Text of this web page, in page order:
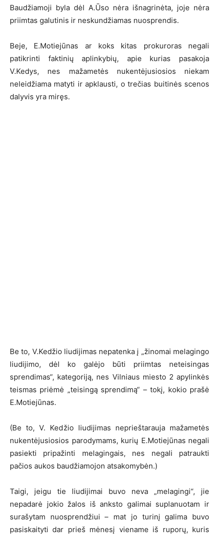
Baudžiamoji byla dėl A.Ūso nėra išnagrinėta, joje nėra
priimtas galutinis ir neskundžiamas nuosprendis.
Beje, E.Motiejūnas ar koks kitas prokuroras negali
patikrinti faktinių aplinkybių, apie kurias pasakoja
V.Kedys, nes mažametės nukentėjusiosios niekam
neleidžiama matyti ir apklausti, o trečias buitinės scenos
dalyvis yra miręs.
Be to, V.Kedžio liudijimas nepatenka į „žinomai melagingo
liudijimo, dėl ko galėjo būti priimtas neteisingas
sprendimas“, kategoriją, nes Vilniaus miesto 2 apylinkės
teismas priėmė „teisingą sprendimą“ – tokį, kokio prašė
E.Motiejūnas.
(Be to, V. Kedžio liudijimas neprieštarauja mažametės
nukentėjusiosios parodymams, kurių E.Motiejūnas negali
pasiekti pripažinti melagingais, nes negali patraukti
pačios aukos baudžiamojon atsakomybėn.)
Taigi, jeigu tie liudijimai buvo neva „melagingi“, jie
nepadarė jokio žalos iš anksto galimai suplanuotam ir
surašytam nuosprendžiui – mat jo turinį galima buvo
pasiskaityti dar prieš mėnesį viename iš ruporų, kuris